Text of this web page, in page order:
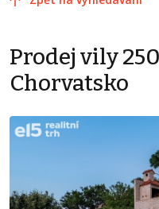
Prodej vily
Chorvatsko